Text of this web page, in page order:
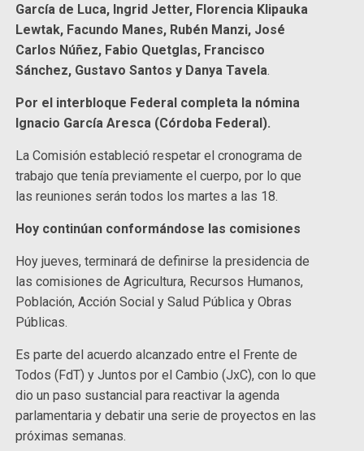
García de Luca, Ingrid Jetter, Florencia Klipauka
Lewtak, Facundo Manes, Rubén Manzi, José
Carlos Núñez, Fabio Quetglas, Francisco
Sánchez, Gustavo Santos y Danya Tavela.
Por el interbloque Federal completa la nómina
Ignacio García Aresca (Córdoba Federal).
La Comisión estableció respetar el cronograma de
trabajo que tenía previamente el cuerpo, por lo que
las reuniones serán todos los martes a las 18.
Hoy continúan conformándose las comisiones
Hoy jueves, terminará de definirse la presidencia de
las comisiones de Agricultura, Recursos Humanos,
Población, Acción Social y Salud Pública y Obras
Públicas.
Es parte del acuerdo alcanzado entre el Frente de
Todos (FdT) y Juntos por el Cambio (JxC), con lo que
dio un paso sustancial para reactivar la agenda
parlamentaria y debatir una serie de proyectos en las
próximas semanas.